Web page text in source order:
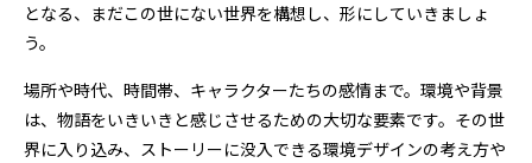
となる、まだこの世にない世界を構想し、形にしていきましょ
う。
場所や時代、時間帯、キャラクターたちの感情まで。環境や背景
は、物語をいきいきと感じさせるための大切な要素です。その世
界に入り込み、ストーリーに没入できる環境デザインの考え方や